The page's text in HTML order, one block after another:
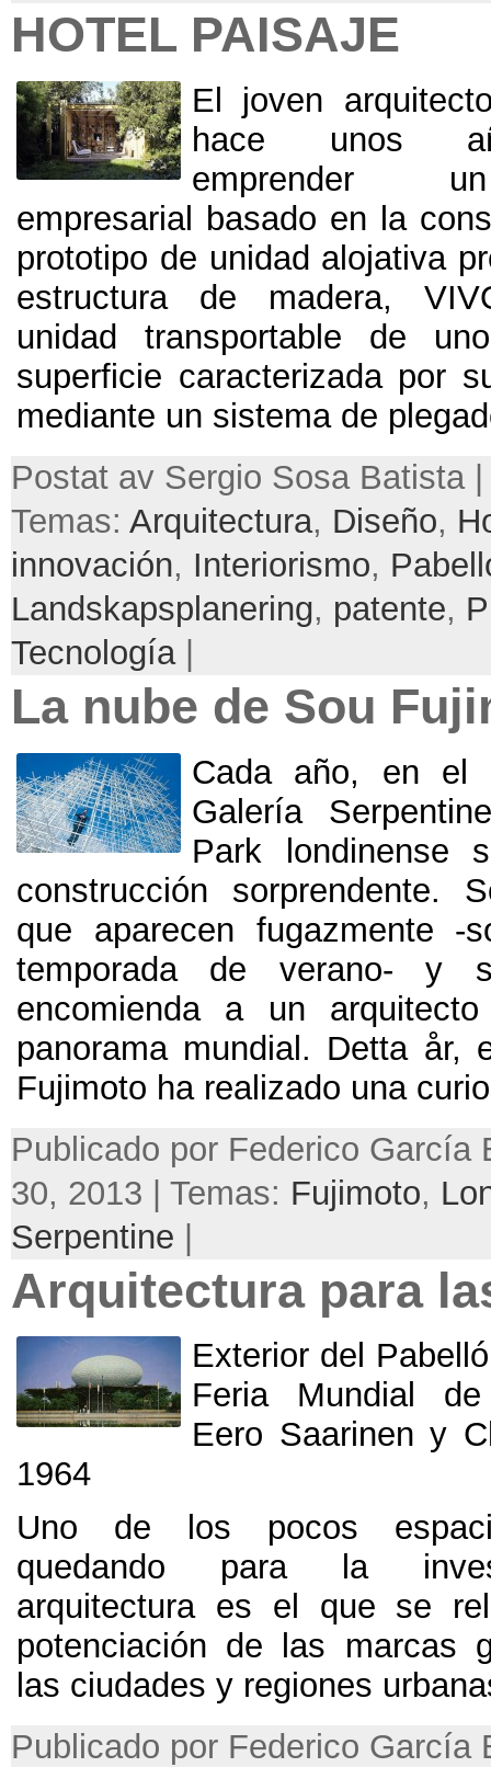
HOTEL PAISAJE
El joven
hace unos
emprender
empresarial basado en la
prototipo de unidad alojativa
estructura de madera,
unidad transportable de
superficie caracterizada por
mediante un sistema de
Postat av Sergio Sosa Batista
Temas: Arquitectura, Diseño,
innovación, Interiorismo,
Landskapsplanering, patente,
Tecnología|
La nube de Sou
Cada año, en el
Galería
Park londinense
construcción sorprendente.
que aparecen fugazmente -
temporada de verano-y
encomienda a un
panorama mundial . Detta år,
Fujimoto ha realizado una
Publicado por Federico García
30, 2013 | Temas: Fujimoto,
Serpentine |
Arquitectura para
Exterior del
Feria Mundial
Eero Saarinen y
1964
Uno de los pocos
quedando para la
arquitectura es el que se
potenciación de las marcas
las ciudades y regiones
Publicado por Federico García